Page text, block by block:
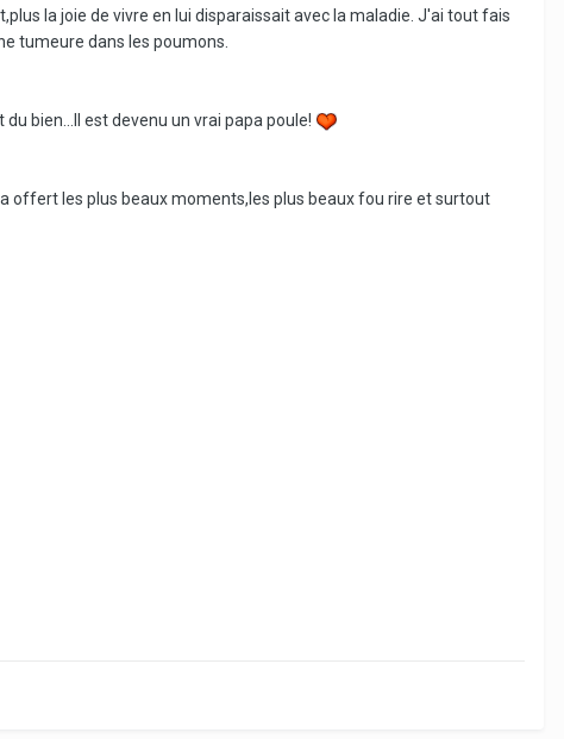
la joie de vivre en lui disparaissait avec la maladie. J'ai tout fais
tumeure dans les poumons.
bien...Il est devenu un vrai papa poule!
offert les plus beaux moments,les plus beaux fou rire et surtout